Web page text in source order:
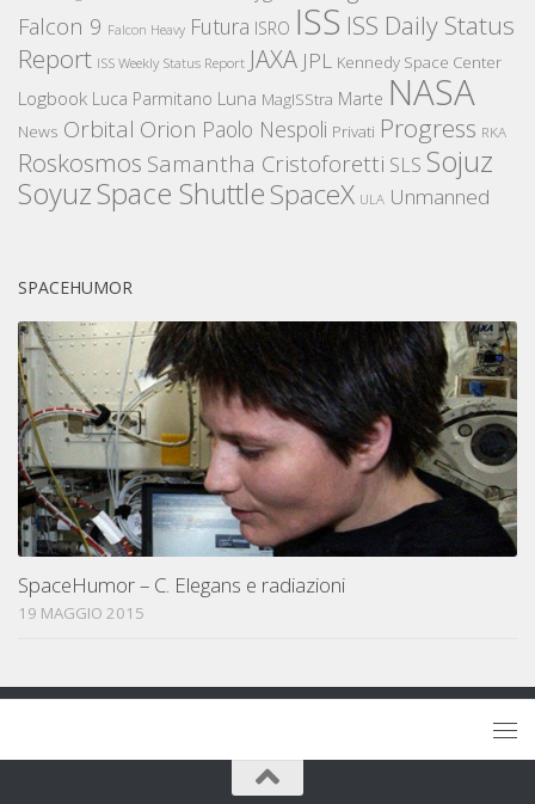
Falcon 9 Falcon Heavy Futura ISRO ISS ISS Daily Status
Report ISS Weekly Status Report JAXA JPL Kennedy Space Center
Logbook Luca Parmitano Luna MagISStra Marte NASA
News Orbital Orion Paolo Nespoli Privati Progress RKA
Roskosmos Samantha Cristoforetti SLS Sojuz
SoyuzSpace ShuttleSpaceX ULA Unmanned
SPACEHUMOR
SpaceHumor – C. Elegans e radiazioni
19 MAGGIO 2015